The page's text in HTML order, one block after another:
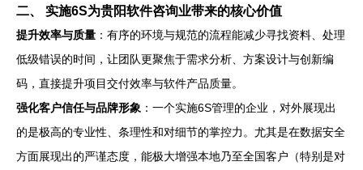
二、 实施6S为贵阳软件咨询业带来的核心价值
提升效率与质量 ：有序的环境与规范的流程能减少寻找资料、处理
低级错误的时间，让团队更聚焦于需求分析、方案设计与创新编
码，直接提升项目交付效率与软件产品质量。
强化客户信任与品牌形象 ：一个实施6S管理的企业，对外展现出
的是极高的专业性、条理性和对细节的掌控力。尤其是在数据安全
方面展现出的严谨态度，能极大增强本地乃至全国客户（特别是对